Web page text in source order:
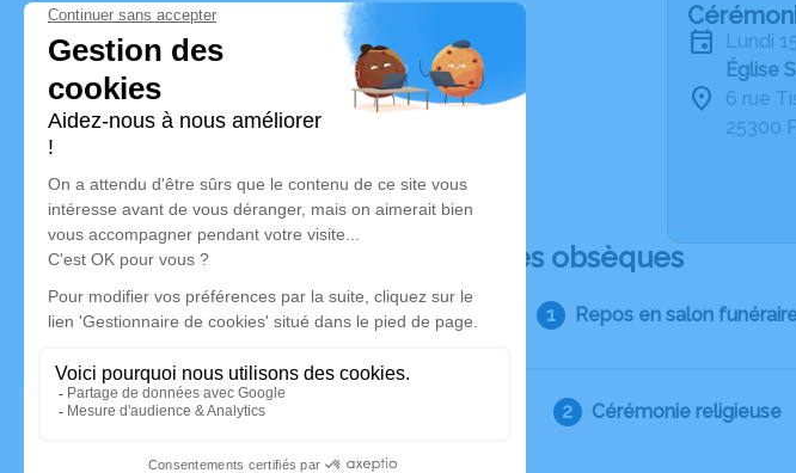
lundi
Église
6 rue
25300
Déroulé des obsèques
Repos en salon
Cérémonie religieuse